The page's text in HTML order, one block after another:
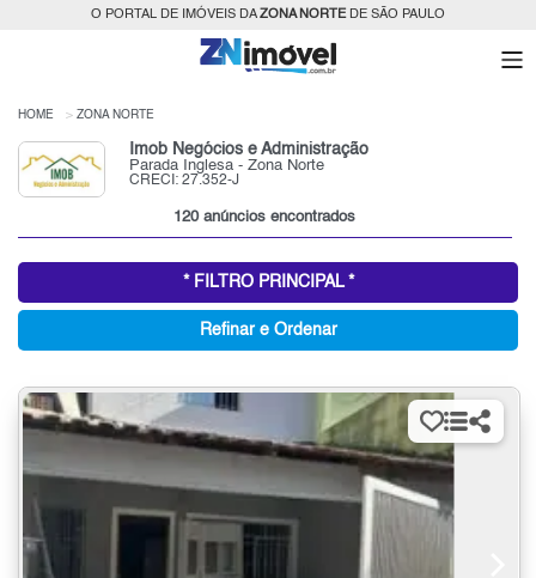
O PORTAL DE IMÓVEIS DAZONA NORTEDE SÃO PAULO
HOME ZONA NORTE
Imob Negócios e Administração
Parada Inglesa - Zona Norte
CRECI: 27.352-J
120 anúncios encontrados
* FILTRO PRINCIPAL *
Refinar e Ordenar